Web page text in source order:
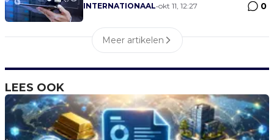
INTERNATIONAAL•okt 11, 12:27 0
Meer artikelen
LEES OOK